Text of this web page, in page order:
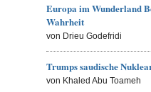
Europa im Wunderland
Wahrheit
von Drieu Godefridi
Trumps saudische
von Khaled Abu Toameh